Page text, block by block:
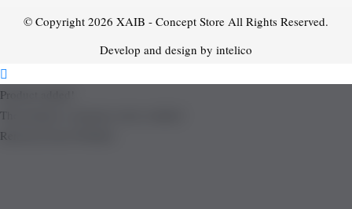
© Copyright 2026 XAIB - Concept Store All Rights Reserved.
Develop and design by intelico
Product added!
The product is already in the wishlist!
Removed from Wishlist